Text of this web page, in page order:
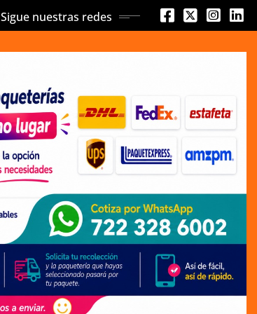
Sigue nuestras redes